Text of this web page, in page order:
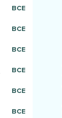
ВСЕ
ВСЕ
ВСЕ
ВСЕ
ВСЕ
ВСЕ